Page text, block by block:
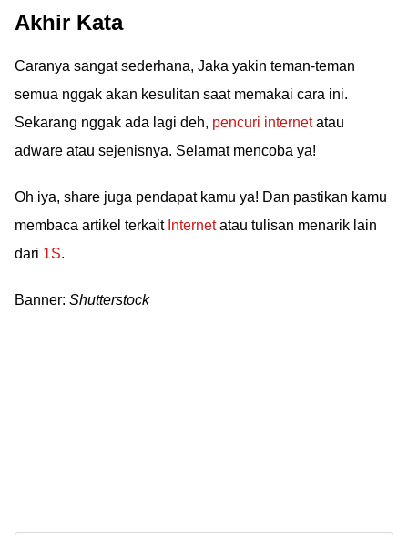
Akhir Kata
Caranya sangat sederhana, Jaka yakin teman-teman
semua nggak akan kesulitan saat memakai cara ini.
Sekarang nggak ada lagi deh, pencuri internetatau
adware atau sejenisnya. Selamat mencoba ya!
Oh iya, share juga pendapat kamu ya! Dan pastikan kamu
membaca artikel terkait Internetatau tulisan menarik lain
dari 1S.
Banner: Shutterstock